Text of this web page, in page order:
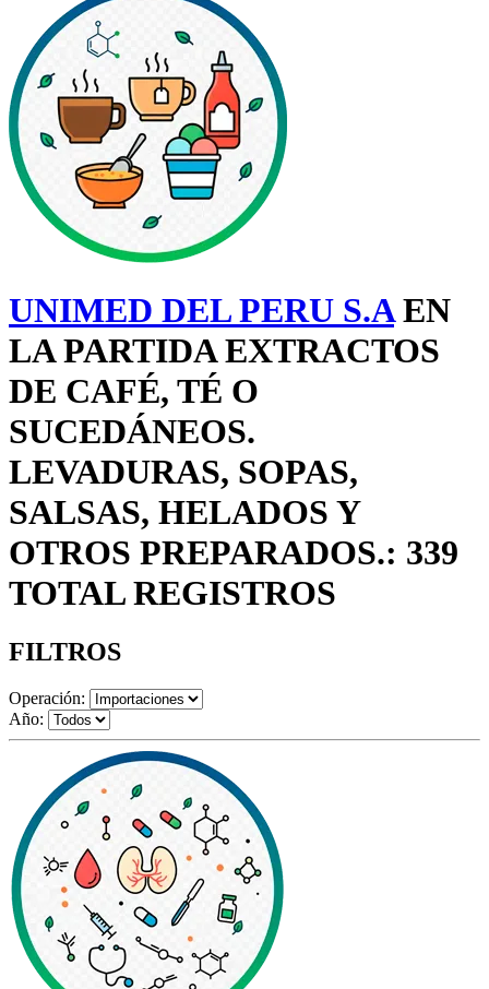
UNIMED DEL PERU S.AEN
LA PARTIDA EXTRACTOS
DE CAFÉ, TÉ O
SUCEDÁNEOS.
LEVADURAS, SOPAS,
SALSAS, HELADOS Y
OTROS PREPARADOS.: 339
TOTAL REGISTROS
FILTROS
Operación:
Año: